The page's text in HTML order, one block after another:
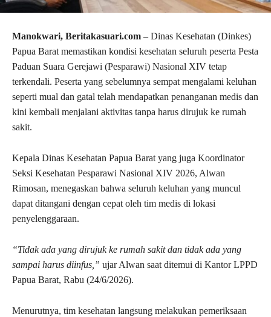
Manokwari, Beritakasuari.com – Dinas Kesehatan (Dinkes)
Papua Barat memastikan kondisi kesehatan seluruh peserta Pesta
Paduan Suara Gerejawi (Pesparawi) Nasional XIV tetap
terkendali. Peserta yang sebelumnya sempat mengalami keluhan
seperti mual dan gatal telah mendapatkan penanganan medis dan
kini kembali menjalani aktivitas tanpa harus dirujuk ke rumah
sakit.
Kepala Dinas Kesehatan Papua Barat yang juga Koordinator
Seksi Kesehatan Pesparawi Nasional XIV 2026, Alwan
Rimosan, menegaskan bahwa seluruh keluhan yang muncul
dapat ditangani dengan cepat oleh tim medis di lokasi
penyelenggaraan.
“Tidak ada yang dirujuk ke rumah sakit dan tidak ada yang
sampai harus diinfus,” ujar Alwan saat ditemui di Kantor LPPD
Papua Barat, Rabu (24/6/2026).
Menurutnya, tim kesehatan langsung melakukan pemeriksaan